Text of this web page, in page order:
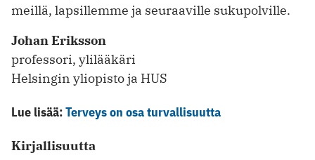
meillä, lapsillemme ja seuraaville sukupolville.
Johan Eriksson
professori, ylilääkäri
Helsingin yliopisto ja HUS
Lue lisää:Terveys on osa turvallisuutta
Kirjallisuutta